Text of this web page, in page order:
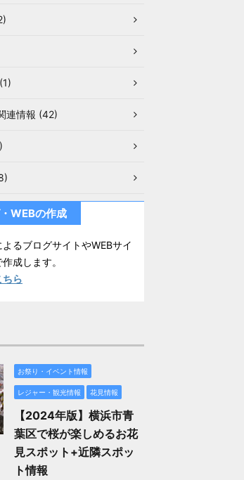
連情報 (42)
WEBの作成
るブログサイトやWEBサイ
成します。
ら
お祭り・イベント情報
レジャー・観光情報 花見情報
【2024年版】横浜市青
葉区で桜が楽しめるお花
見スポット+近隣スポッ
ト情報